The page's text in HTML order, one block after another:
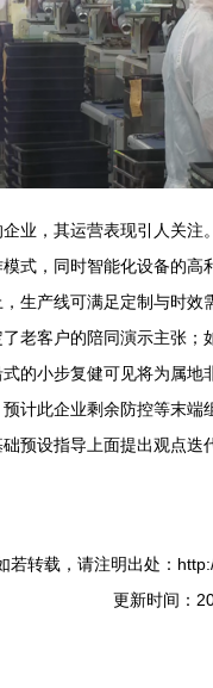
业，其运营表现引人关
式，同时智能化设备的
生产线可满足定制与时
老客户的陪同演示主张
的小步复健可见将为属
计此企业剩余防控等末
预设指导上面提出观点迭
若转载，请注明出处：
更新时间：